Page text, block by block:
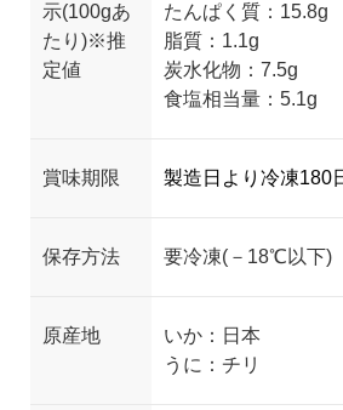
示(100gあ
たり)※推
定値
たんぱく質：15.8g
脂質：1.1g
炭水化物：7.5g
食塩相当量：5.1g
賞味期限 製造日より冷凍180
保存方法 要冷凍(－18℃以下)
原産地
いか：日本
うに：チリ